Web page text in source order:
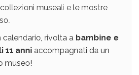
museali e le mostre
calendario, rivolta a bambine e
11 anni accompagnati da un
museo!